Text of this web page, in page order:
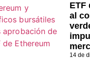
ETF
al
14 de